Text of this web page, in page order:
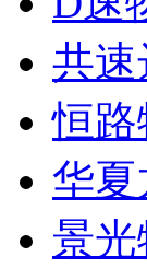
共速
恒路
华夏
景